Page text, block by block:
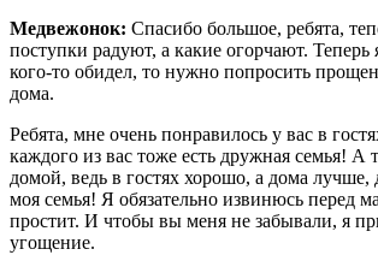
Медвежонок: Спасибо большое, ребята,
поступки радуют, а какие огорчают. Теперь
кого-то обидел, то нужно попросить
дома.
Ребята, мне очень понравилось у вас в
каждого из вас тоже есть дружная семья! А
домой, ведь в гостях хорошо, а дома лучше,
моя семья! Я обязательно извинюсь перед
простит. И чтобы вы меня не забывали, я
угощение.